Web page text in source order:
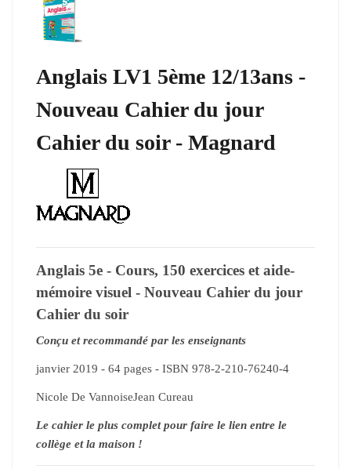
Anglais LV1 5ème 12/13ans -
Nouveau Cahier du jour
Cahier du soir - Magnard
Anglais 5e - Cours, 150 exercices et aide-
mémoire visuel - Nouveau Cahier du jour
Cahier du soir
Conçu et recommandé par les enseignants
janvier 2019 - 64 pages - ISBN 978-2-210-76240-4
Nicole De VannoiseJean Cureau
Le cahier le plus complet pour faire le lien entre le
collège et la maison !